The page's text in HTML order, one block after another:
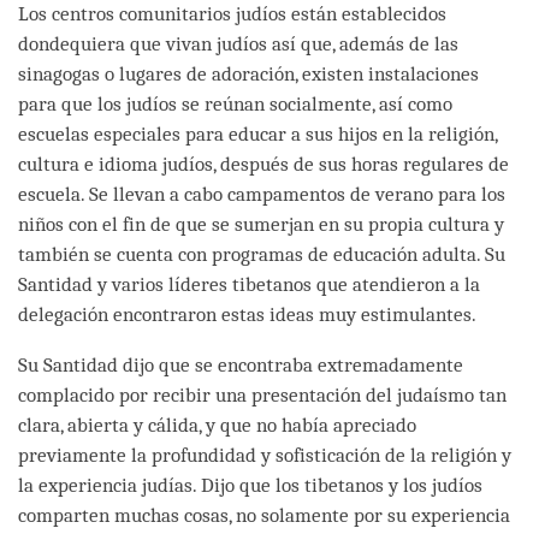
Los centros comunitarios judíos están establecidos
dondequiera que vivan judíos así que, además de las
sinagogas o lugares de adoración, existen instalaciones
para que los judíos se reúnan socialmente, así como
escuelas especiales para educar a sus hijos en la religión,
cultura e idioma judíos, después de sus horas regulares de
escuela. Se llevan a cabo campamentos de verano para los
niños con el fin de que se sumerjan en su propia cultura y
también se cuenta con programas de educación adulta. Su
Santidad y varios líderes tibetanos que atendieron a la
delegación encontraron estas ideas muy estimulantes.
Su Santidad dijo que se encontraba extremadamente
complacido por recibir una presentación del judaísmo tan
clara, abierta y cálida, y que no había apreciado
previamente la profundidad y sofisticación de la religión y
la experiencia judías. Dijo que los tibetanos y los judíos
comparten muchas cosas, no solamente por su experiencia